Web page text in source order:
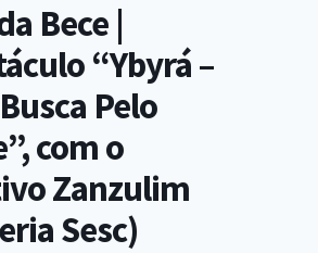
Bece |
“Ybyrá –
Pelo
com o
Zanzulim
Sesc)